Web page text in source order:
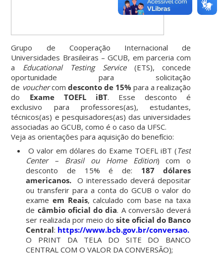
Grupo de Cooperação Internacional de
Universidades Brasileiras – GCUB, em parceria com
a Educational Testing Service(ETS), concede
oportunidade para solicitação
de vouchercom desconto de 15% para a realização
do Exame TOEFL iBT. Esse desconto é
exclusivo
para professores(as), estudantes,
técnicos(as) e pesquisadores(as) das universidades
associadas ao GCUB, como é o caso da UFSC.
Veja as orientações para aquisição do benefício:
O valor em dólares do Exame TOEFL iBT (Test
Center – Brasil ou Home Edition) com o
desconto de 15% é de: 187 dólares
americanos.O interessado deverá depositar
ou transferir para a conta do GCUB o valor do
exame em Reais, calculado com base na taxa
de câmbio oficial do dia. A conversão deverá
ser realizada por meio do site oficial do Banco
Central: https://www.bcb.gov.br/conversao.
O PRINT DA TELA DO SITE DO BANCO
CENTRAL COM O VALOR DA CONVERSÃO);